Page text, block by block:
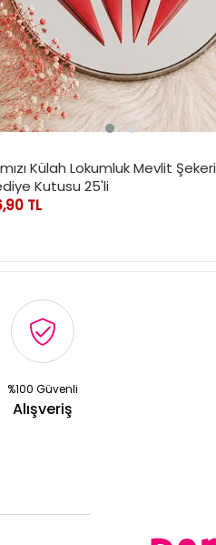
Külah Lokumluk Mevlit Şekeri
Kutusu 25'li
TL
%100 Güvenli
Alışveriş